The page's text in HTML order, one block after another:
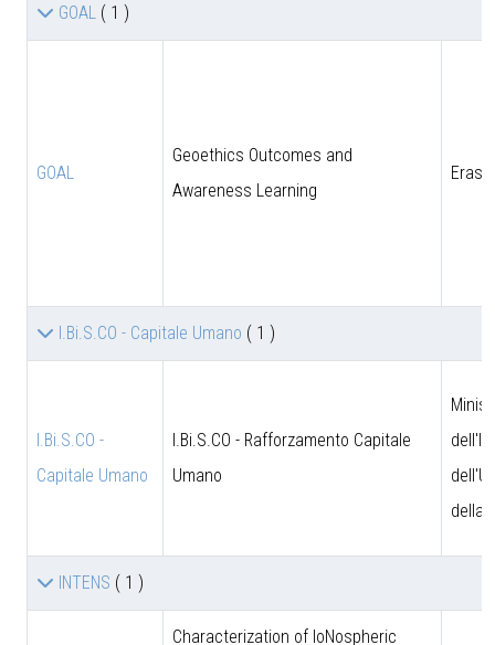
GOAL ( 1 )
GOAL
Geoethics Outcomes and
Awareness Learning
I.Bi.S.CO - Capitale Umano ( 1 )
I.Bi.S.CO -
Capitale Umano
I.Bi.S.CO - Rafforzamento Capitale
Umano
della
INTENS ( 1 )
Characterization of IoNospheric